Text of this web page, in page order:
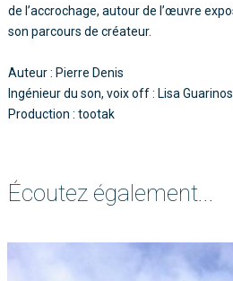
de l’accrochage, autour de l’œuvre
son parcours de créateur.
Auteur : Pierre Denis
Ingénieur du son, voix off : Lisa Guarinos
Production : tootak
Écoutez également...